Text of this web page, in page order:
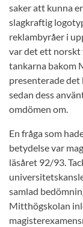
saker att kunna
slagkraftig
reklambyråer i
var det ett norskt
tankarna bakom
presenterade det
sedan dess
omdömen om.
En fråga som
betydelse var
läsåret 92/93.
samlad
Mitthögskolan